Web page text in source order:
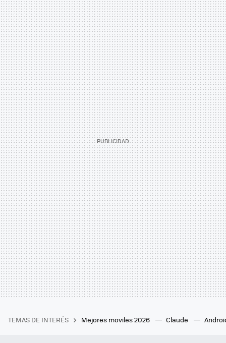
TEMAS DE INTERÉS Mejores moviles 2026 Claude